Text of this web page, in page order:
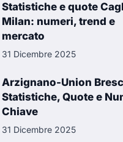
Statistiche e quote
Milan: numeri, trend e
mercato
31 Dicembre 2025
Arzignano-Union
Statistiche, Quote e
Chiave
31 Dicembre 2025